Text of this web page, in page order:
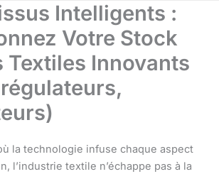
Intelligents :
Votre Stock
Textiles Innovants
la technologie infuse chaque aspect
l’industrie textile n’échappe pas à la